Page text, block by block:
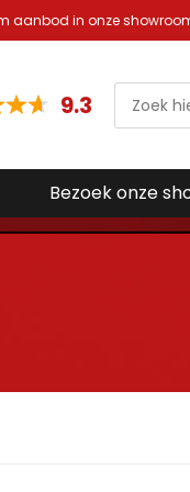
aanbod in onze
9.3
Bezoek onze